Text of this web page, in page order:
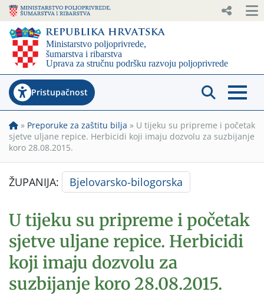
Pristupačnost
» Preporuke za zaštitu bilja » U tijeku su pripreme i početak
sjetve uljane repice. Herbicidi koji imaju dozvolu za suzbijanje
koro 28.08.2015.
ŽUPANIJA: Bjelovarsko-bilogorska
U tijeku su pripreme i početak
sjetve uljane repice. Herbicidi
koji imaju dozvolu za
suzbijanje koro 28.08.2015.